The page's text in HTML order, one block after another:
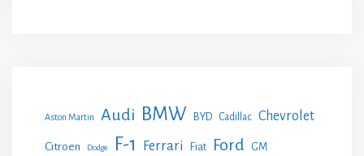
Aston Martin Audi BMW BYD Cadillac Chevrolet
Citroen Dodge F-1 Ferrari Fiat Ford GM